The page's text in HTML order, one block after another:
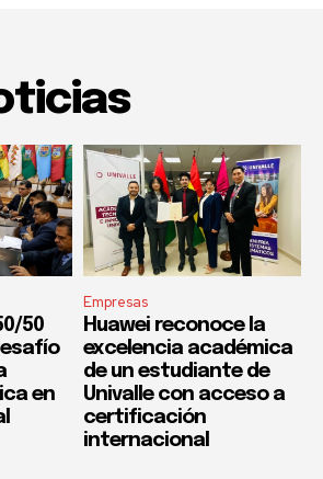
50
en
Empresas
Huawei reconoce la
excelencia académica
de un estudiante de
Univalle con acceso a
certificación
internacional